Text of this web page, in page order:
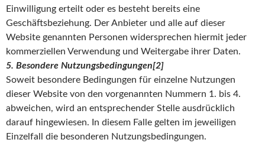
Einwilligung erteilt oder es besteht bereits eine
Geschäftsbeziehung. Der Anbieter und alle auf dieser
Website genannten Personen widersprechen hiermit jeder
kommerziellen Verwendung und Weitergabe ihrer Daten.
5. Besondere Nutzungsbedingungen[2]
Soweit besondere Bedingungen für einzelne Nutzungen
dieser Website von den vorgenannten Nummern 1. bis 4.
abweichen, wird an entsprechender Stelle ausdrücklich
darauf hingewiesen. In diesem Falle gelten im jeweiligen
Einzelfall die besonderen Nutzungsbedingungen.